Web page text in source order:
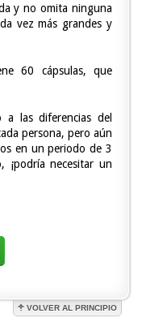
y no omita ninguna
vez más grandes y
60 cápsulas, que
a las diferencias del
persona, pero aún
en un periodo de 3
¡podría necesitar un
VOLVER AL PRINCIPIO